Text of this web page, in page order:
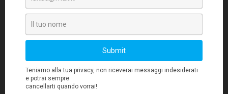
Lezione 3: mantenere la rotta
La volatilità fa parte del viaggio.